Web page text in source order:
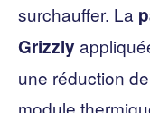
surchauffer. La
Grizzly
une réduction
module